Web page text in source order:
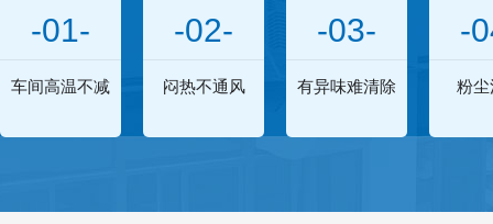
-01-
车间高温不减
-02-
闷热不通风
-03-
有异味难清除
-
粉尘